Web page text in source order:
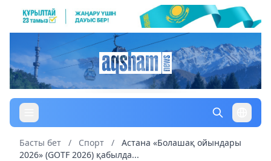
Басты бет / Спорт /
Астана «Болашақ ойындары
2026» (GOTF 2026) қабылда...